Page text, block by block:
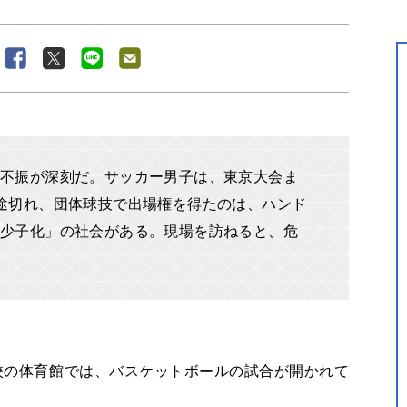
振が深刻だ。サッカー男子は、東京大会ま
れ、団体球技で出場権を得たのは、ハンド
子化」の社会がある。現場を訪ねると、危
体育館では、バスケットボールの試合が開かれて